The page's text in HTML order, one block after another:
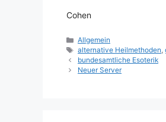
Cohen
Kategorien
Allgemein
Schlagwörter
alternative Heilmethoden,
bundesamtliche Esoterik
Neuer Server